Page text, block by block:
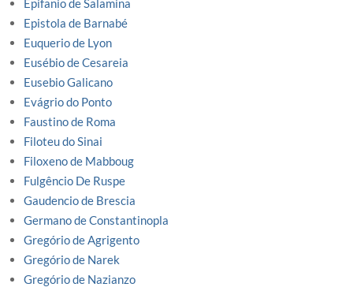
Epifanio de Salamina
Epistola de Barnabé
Euquerio de Lyon
Eusébio de Cesareia
Eusebio Galicano
Evágrio do Ponto
Faustino de Roma
Filoteu do Sinai
Filoxeno de Mabboug
Fulgêncio De Ruspe
Gaudencio de Brescia
Germano de Constantinopla
Gregório de Agrigento
Gregório de Narek
Gregório de Nazianzo